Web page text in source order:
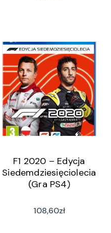
F1 2020 – Edycja
Siedemdziesięciolecia
(Gra PS4)
108,60zł